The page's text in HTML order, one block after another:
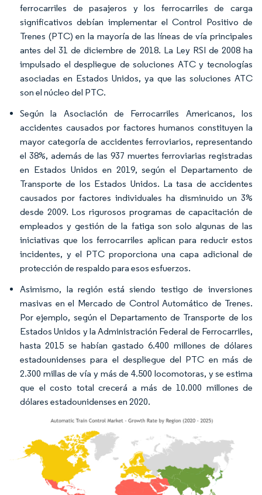
ferrocarriles de pasajeros y los ferrocarriles de carga
significativos debían implementar el Control Positivo de
Trenes (PTC) en la mayoría de las líneas de vía principales
antes del 31 de diciembre de 2018. La Ley RSI de 2008 ha
impulsado el despliegue de soluciones ATC y tecnologías
asociadas en Estados Unidos, ya que las soluciones ATC
son el núcleo del PTC.
Según la Asociación de Ferrocarriles Americanos, los
accidentes causados por factores humanos constituyen la
mayor categoría de accidentes ferroviarios, representando
el 38%, además de las 937 muertes ferroviarias registradas
en Estados Unidos en 2019, según el Departamento de
Transporte de los Estados Unidos. La tasa de accidentes
causados por factores individuales ha disminuido un 3%
desde 2009. Los rigurosos programas de capacitación de
empleados y gestión de la fatiga son solo algunas de las
iniciativas que los ferrocarriles aplican para reducir estos
incidentes, y el PTC proporciona una capa adicional de
protección de respaldo para esos esfuerzos.
Asimismo, la región está siendo testigo de inversiones
masivas en el Mercado de Control Automático de Trenes.
Por ejemplo, según el Departamento de Transporte de los
Estados Unidos y la Administración Federal de Ferrocarriles,
hasta 2015 se habían gastado 6.400 millones de dólares
estadounidenses para el despliegue del PTC en más de
2.300 millas de vía y más de 4.500 locomotoras, y se estima
que el costo total crecerá a más de 10.000 millones de
dólares estadounidenses en 2020.